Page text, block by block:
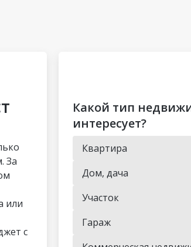
За
или
с
Какой тип
интересует?
Квартира
Дом, дача
Участок
Гараж